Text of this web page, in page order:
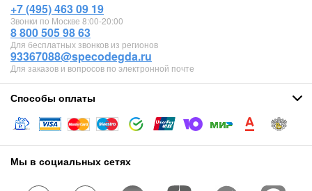
+7 (495) 463 09 19
Звонки по Москве 8:00-20:00
8 800 505 98 63
Для бесплатных звонков из регионов
93367088@specodegda.ru
Для заказов и вопросов по электронной почте
Способы оплаты
Мы в социальных сетях